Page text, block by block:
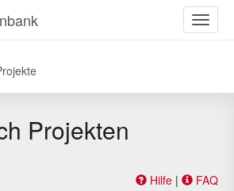
ein-/
Projekten
Hilfe | FAQ